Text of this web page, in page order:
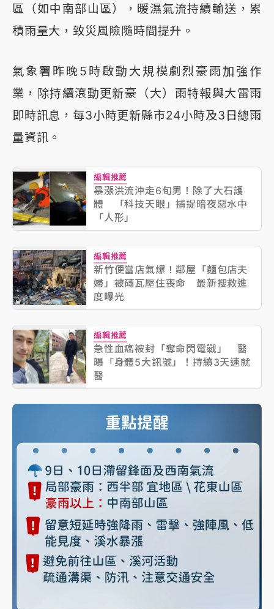
區（如中南部山區），暖濕氣流持續輸送，累
積雨量大，致災風險隨時間提升。
氣象署昨晚5時啟動大規模劇烈豪雨加強作
業，除持續滾動更新豪（大）雨特報與大雷雨
即時訊息，每3小時更新縣市24小時及3日總雨
量資訊。
編輯推薦
暴漲洪流沖走6旬男！除了大石護
體 「科技天眼」捕捉暗夜惡水中
「人形」
編輯推薦
新竹便當店氣爆！鄰屋「麵包店夫
婦」被磚瓦壓住喪命 最新搜救進
度曝光
編輯推薦
急性血癌被封「奪命閃電戰」 醫
曝「身體5大訊號」！持續3天速就
醫